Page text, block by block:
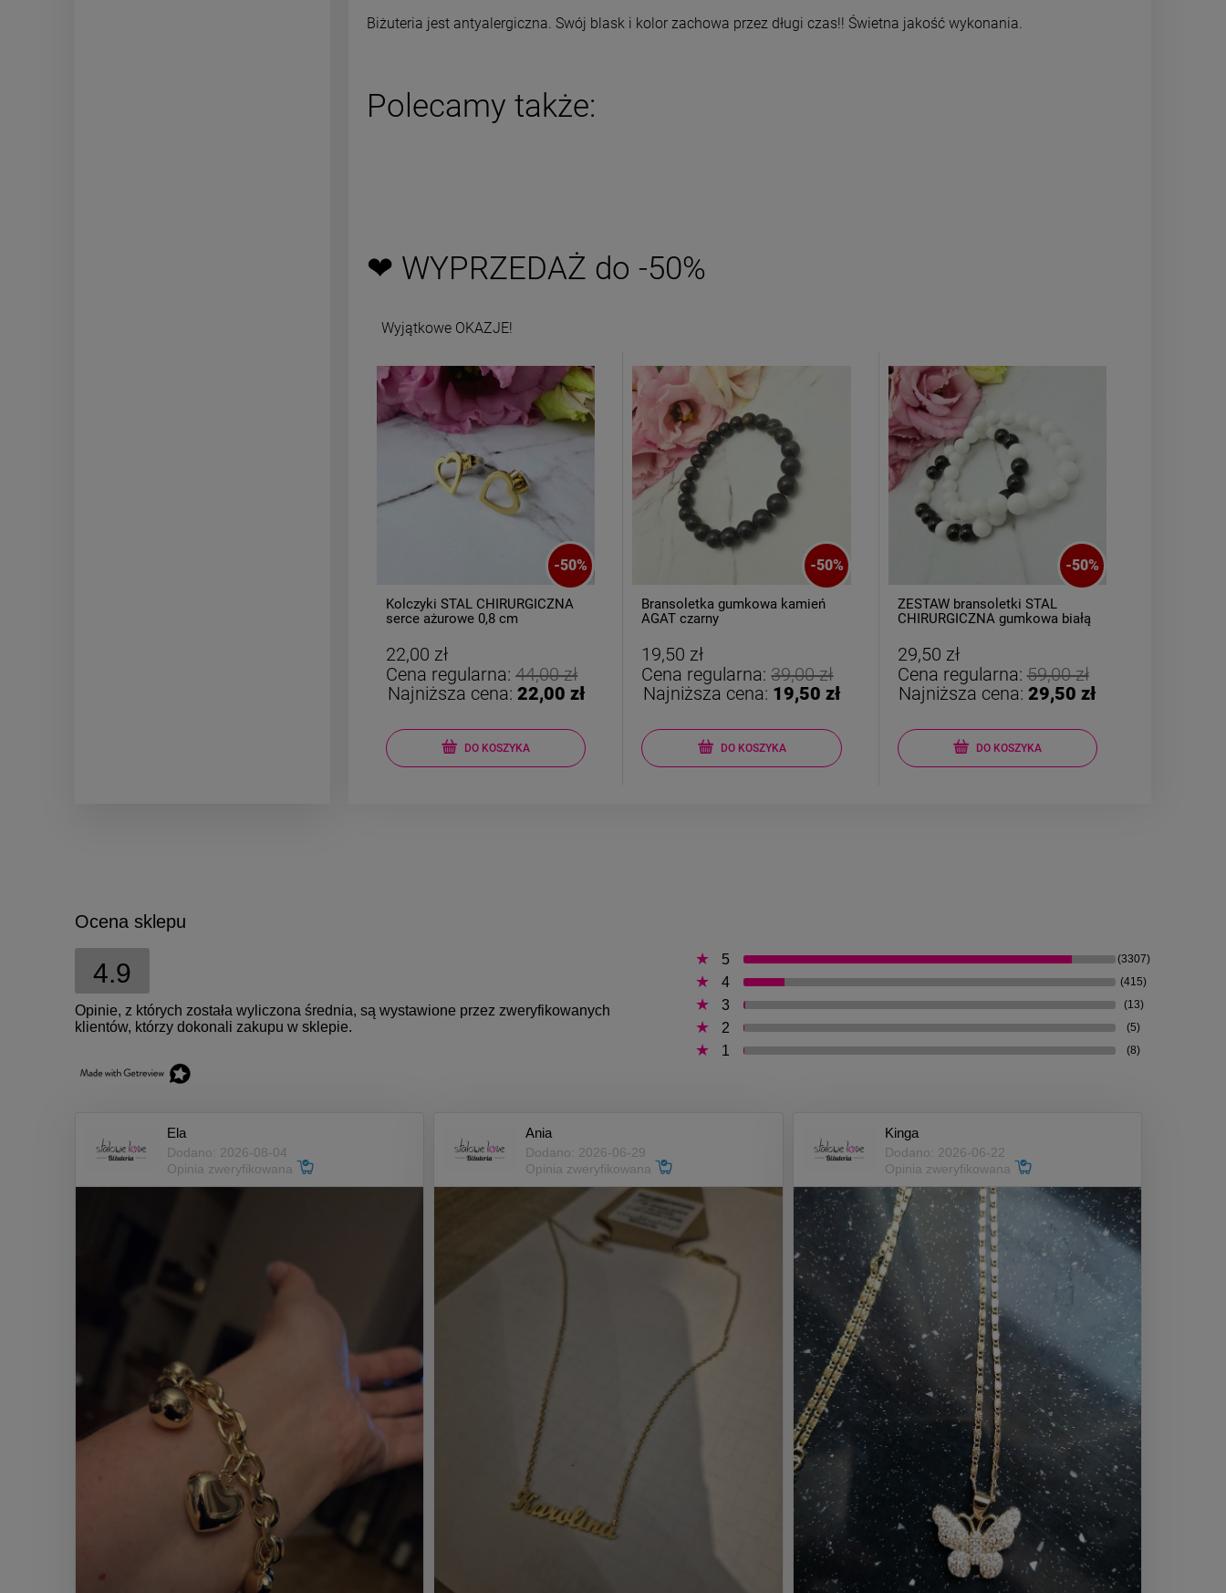
Biżuteria jest antyalergiczna. Swój blask i kolor zachowa przez długi czas!! Świetna jakość wykonania.
Polecamy także:
❤ WYPRZEDAŻ do -50%
Wyjątkowe OKAZJE!
-50%
Kolczyki STAL CHIRURGICZNA
serce ażurowe 0,8 cm
22,00 zł
Cena regularna:44,00 zł
Najniższa cena: 22,00 zł
DO KOSZYKA
-50%
Bransoletka gumkowa kamień
AGAT czarny
19,50 zł
Cena regularna:39,00 zł
Najniższa cena: 19,50 zł
DO KOSZYKA
-50%
ZESTAW bransoletki STAL
CHIRURGICZNA gumkowa białą
29,50 zł
Cena regularna:59,00 zł
Najniższa cena:29,50 zł
DO KOSZYKA
Ocena sklepu
4.9
Opinie, z których została wyliczona średnia, są wystawione przez zweryfikowanych
klientów, którzy dokonali zakupu w sklepie.
5 (3307)
4 (415)
3 (13)
2 (5)
1 (8)
Ela
Dodano: 2026-08-04
Opinia zweryfikowana
Ania
Dodano: 2026-06-29
Opinia zweryfikowana
Kinga
Dodano: 2026-06-22
Opinia zweryfikowana